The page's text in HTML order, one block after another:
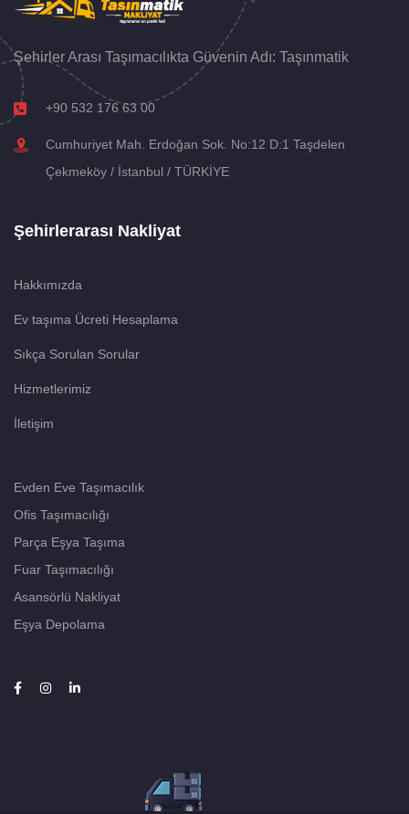
Şehirler Arası Taşımacılıkta Güvenin Adı: Taşınmatik
+90 532 176 63 00
Cumhuriyet Mah. Erdoğan Sok. No:12 D:1 Taşdelen
Çekmeköy / İstanbul / TÜRKİYE
Şehirlerarası Nakliyat
Hakkımızda
Ev taşıma Ücreti Hesaplama
Sıkça Sorulan Sorular
Hizmetlerimiz
İletişim
Evden Eve Taşımacılık
Ofis Taşımacılığı
Parça Eşya Taşıma
Fuar Taşımacılığı
Asansörlü Nakliyat
Eşya Depolama